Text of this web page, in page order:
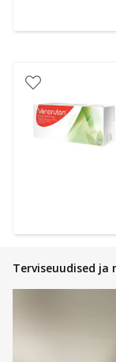
Terviseuudised ja